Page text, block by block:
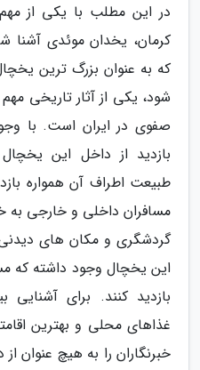
در این مطلب با یکی از
کرمان، یخدان موئدی آشنا
که به عنوان بزرگ ترین
شود، یکی از آثار تاریخی
صفوی در ایران است. با
بازدید از داخل این
طبیعت اطراف آن همواره
مسافران داخلی و خارجی
گردشگری و مکان های
این یخچال وجود داشته که
بازدید کنند. برای
غذاهای محلی و بهترین
خبرنگاران را به هیچ عنوان